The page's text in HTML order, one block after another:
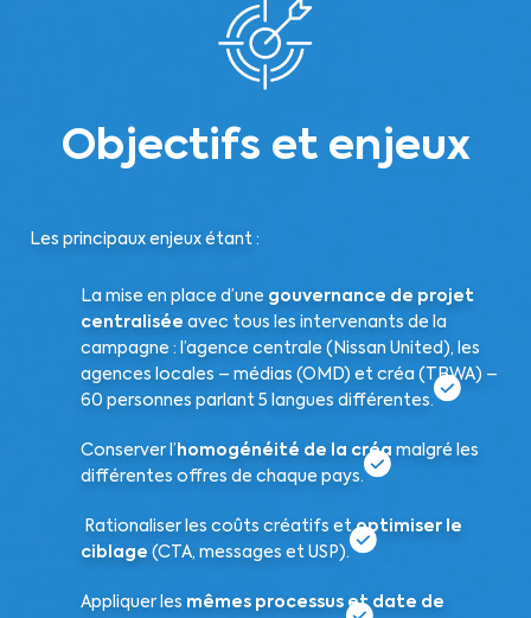
Objectifs et enjeux
Les principaux enjeux étant :
La mise en place d’une gouvernance de projet
centralisée avec tous les intervenants de la
campagne : l’agence centrale (Nissan United), les
agences locales – médias (OMD) et créa (TBWA) –
60 personnes parlant 5 langues différentes.
Conserver l’ homogénéité de la créa malgré les
différentes offres de chaque pays.
Rationaliser les coûts créatifs etoptimiser le
ciblage (CTA, messages et USP).
Appliquer les mêmes processus et date de